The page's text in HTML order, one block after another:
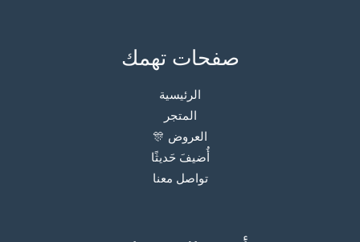
صفحات تهمك
الرئيسية
المتجر
العروض 🎊
أُضيفَ حَديثًا
تواصل معنا